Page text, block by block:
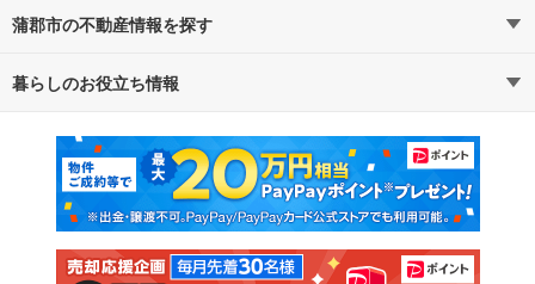
路線・駅から探す
通勤・通学時間から探す
蒲郡市の不動産情報を探す
不動産・住宅
新築マンション 中古マンション
新築一戸建て 中古一戸建て
注文住宅 土地
暮らしのお役立ち情報
マンションカタログ 教えて！住まいの先生